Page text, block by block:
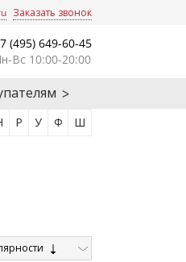
Заказать звонок
(495) 649-60-45
Вс 10:00-20:00
Р У Ф Ш